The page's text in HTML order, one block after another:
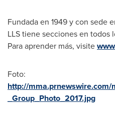
Fundada en 1949 y con sede
LLS tiene secciones en todos
Para aprender más, visite
Foto:
http://
_Group_Photo_2017.jpg